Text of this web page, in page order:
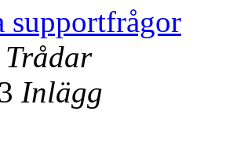
supportfrågor
Trådar
Inlägg